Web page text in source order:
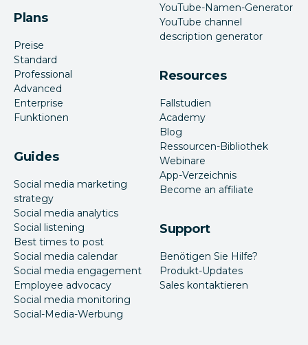
Plans
Preise
Standard
Professional
Advanced
Enterprise
Funktionen
Guides
Social media marketing
strategy
Social media analytics
Social listening
Best times to post
Social media calendar
Social media engagement
Employee advocacy
Social media monitoring
Social-Media-Werbung
YouTube-Namen-Generator
YouTube channel
description generator
Resources
Fallstudien
Academy
Blog
Ressourcen-Bibliothek
Webinare
App-Verzeichnis
Become an affiliate
Support
Benötigen Sie Hilfe?
Produkt-Updates
Sales kontaktieren